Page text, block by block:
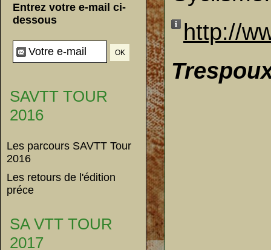
Entrez votre e-mail ci-
dessous
SAVTT TOUR
2016
Les parcours SAVTT Tour
2016
Les retours de l'édition
préce
SA VTT TOUR
2017
http://